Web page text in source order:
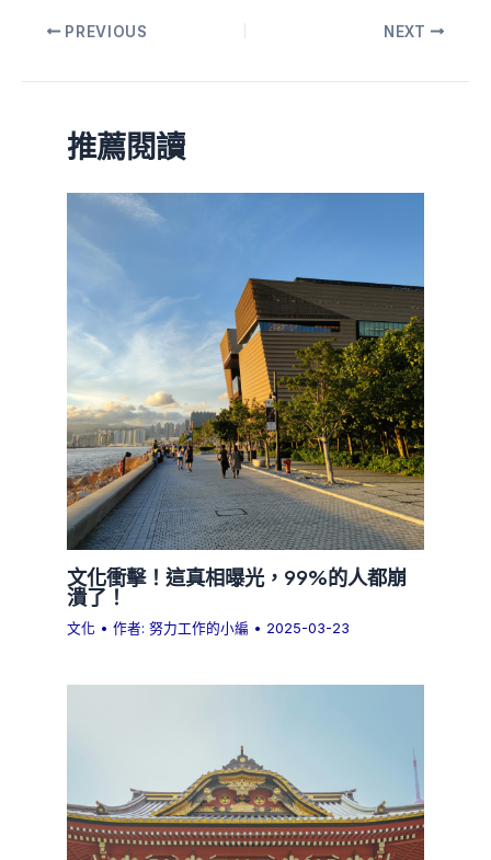
PREVIOUS NEXT
推薦閱讀
文化衝擊！這真相曝光，99%的人都崩
潰了！
文化 • 作者:努力工作的小編 • 2025-03-23